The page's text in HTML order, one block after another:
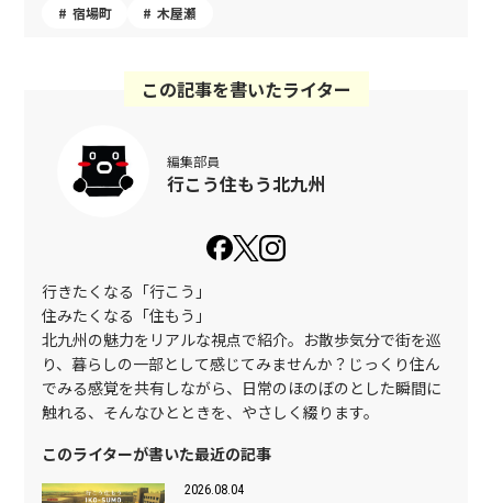
宿場町
木屋瀬
この記事を書いたライター
編集部員
行こう住もう北九州
行きたくなる「行こう」
住みたくなる「住もう」
北九州の魅力をリアルな視点で紹介。お散歩気分で街を巡
り、暮らしの一部として感じてみませんか？じっくり住ん
でみる感覚を共有しながら、日常のほのぼのとした瞬間に
触れる、そんなひとときを、やさしく綴ります。
このライターが書いた最近の記事
2026.08.04